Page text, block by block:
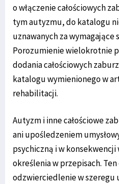
o włączenie całościowych
tym autyzmu, do katalogu
uznawanych za wymagające
Porozumienie wielokrotnie
dodania całościowych
katalogu wymienionego w
rehabilitacji.
Autyzm i inne całościowe
ani upośledzeniem
psychiczną i w
określenia w przepisach.
odzwierciedlenie w szeregu